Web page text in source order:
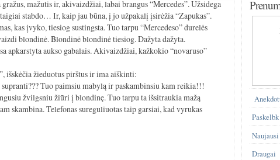
mažutis ir, akivaizdžiai, labai brangus “Mercedes”. Užsidega
stabdo… Ir, kaip jau būna, į jo užpakalį įsirėžia “Zapukas”.
kas įvyko, tiesiog sustingsta. Tuo tarpu “Mercedeso” durelės
blondinė. Blondinė blondinė tiesiog. Dažyta dažyta.
apkarstyta aukso gabalais. Akivaizdžiai, kažkokio “novaruso”
išskėčia žieduotus pirštus ir ima aiškinti:
Tuo paimsiu mabylą ir paskambinsiu kam reikia!!!
žvilgsniu žiūri į blondinę. Tuo tarpu ta išsitraukia mažą
skambina. Telefonas sureguliuotas taip garsiai, kad vyrukas
Draugai